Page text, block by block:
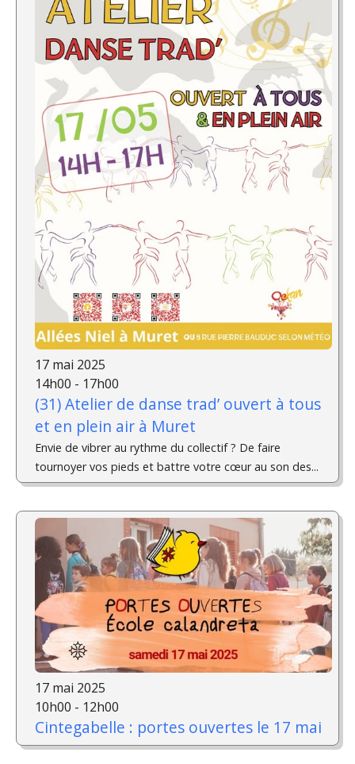
17 mai 2025
14h00 - 17h00
(31) Atelier de danse trad’ ouvert à tous
et en plein air à Muret
Envie de vibrer au rythme du collectif ? De faire
tournoyer vos pieds et battre votre cœur au son des...
17 mai 2025
10h00 - 12h00
Cintegabelle : portes ouvertes le 17 mai